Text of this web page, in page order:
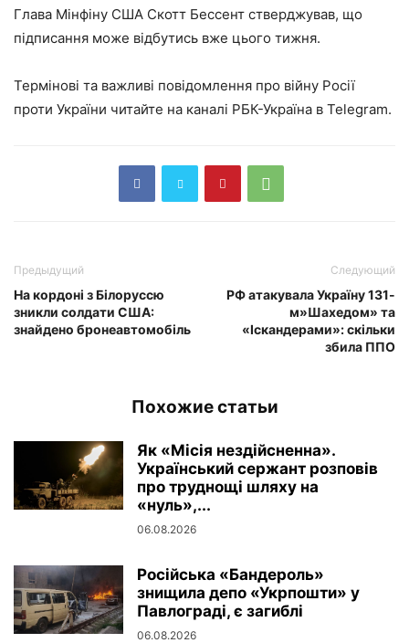
Глава Мінфіну США Скотт Бессент стверджував, що
підписання може відбутись вже цього тижня.
Термінові та важливі повідомлення про війну Росії
проти України читайте на каналі РБК-Україна в Telegram.
Предыдущий
На кордоні з Білоруссю
зникли солдати США:
знайдено бронеавтомобіль
Следующий
РФ атакувала Україну 131-
м»Шахедом» та
«Іскандерами»: скільки
збила ППО
Похожие статьи
Як «Місія нездійсненна».
Український сержант розповів
про труднощі шляху на
«нуль»,...
06.08.2026
Російська «Бандероль»
знищила депо «Укрпошти» у
Павлограді, є загиблі
06.08.2026